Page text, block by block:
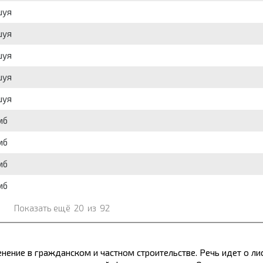
Показать ещё 20 из 92
в гражданском и частном строительстве. Речь идет о